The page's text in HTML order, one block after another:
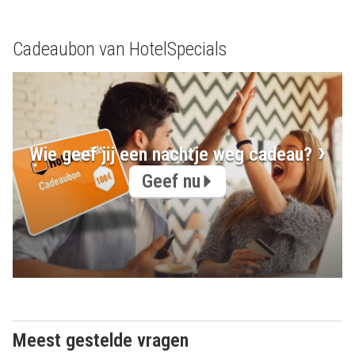
Cadeaubon van HotelSpecials
Wie geef jij een nachtje weg cadeau?
Geef nu
Meest gestelde vragen